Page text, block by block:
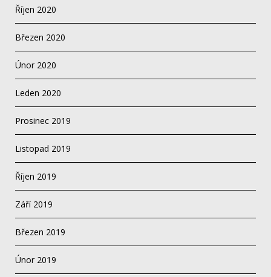
Říjen 2020
Březen 2020
Únor 2020
Leden 2020
Prosinec 2019
Listopad 2019
Říjen 2019
Září 2019
Březen 2019
Únor 2019